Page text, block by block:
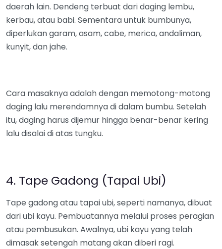
daerah lain. Dendeng terbuat dari daging lembu,
kerbau, atau babi. Sementara untuk bumbunya,
diperlukan garam, asam, cabe, merica, andaliman,
kunyit, dan jahe.
Cara masaknya adalah dengan memotong-motong
daging lalu merendamnya di dalam bumbu. Setelah
itu, daging harus dijemur hingga benar-benar kering
lalu disalai di atas tungku.
4. Tape Gadong (Tapai Ubi)
Tape gadong atau tapai ubi, seperti namanya, dibuat
dari ubi kayu. Pembuatannya melalui proses peragian
atau pembusukan. Awalnya, ubi kayu yang telah
dimasak setengah matang akan diberi ragi.